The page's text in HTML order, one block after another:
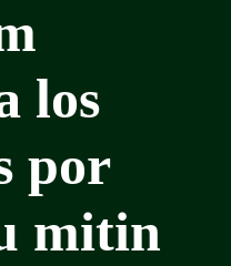
los
por
mitin